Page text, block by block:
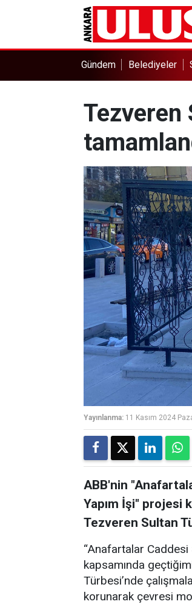
Gündem Belediyeler
Tezveren
Yayınlanma: 11 Kasım 2024
ABB'nin
Yapım İşi" projesi
Tezveren Sultan
“Anafartalar Caddesi
kapsamında
Türbesi’nde
korunarak çevresi